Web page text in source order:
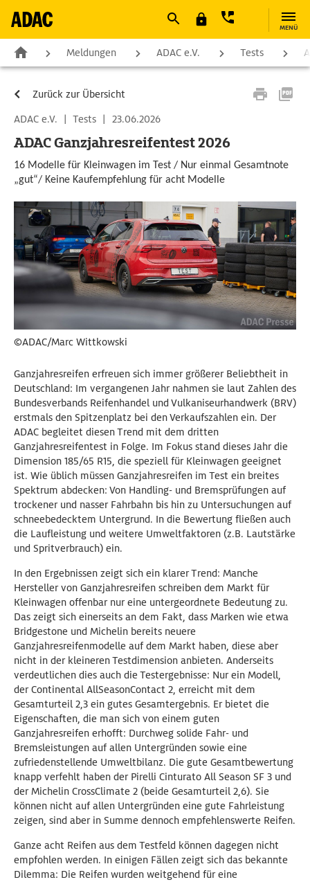
MENÜ
Meldungen ADAC e.V. Tests
Zurück zur Übersicht
ADAC e.V.
| Tests | 23.06.2026
ADAC Ganzjahresreifentest 2026
16 Modelle für Kleinwagen im Test / Nur einmal Gesamtnote
„gut“/ Keine Kaufempfehlung für acht Modelle
©ADAC/Marc Wittkowski
Ganzjahresreifen erfreuen sich immer größerer Beliebtheit in
Deutschland: Im vergangenen Jahr nahmen sie laut Zahlen des
Bundesverbands Reifenhandel und Vulkaniseurhandwerk (BRV)
erstmals den Spitzenplatz bei den Verkaufszahlen ein. Der
ADAC begleitet diesen Trend mit dem dritten
Ganzjahresreifentest in Folge. Im Fokus stand dieses Jahr die
Dimension 185/65 R15, die speziell für Kleinwagen geeignet
ist. Wie üblich müssen Ganzjahresreifen im Test ein breites
Spektrum abdecken: Von Handling- und Bremsprüfungen auf
trockener und nasser Fahrbahn bis hin zu Untersuchungen auf
schneebedecktem Untergrund. In die Bewertung fließen auch
die Laufleistung und weitere Umweltfaktoren (z.B. Lautstärke
und Spritverbrauch) ein.
In den Ergebnissen zeigt sich ein klarer Trend: Manche
Hersteller von Ganzjahresreifen schreiben dem Markt für
Kleinwagen offenbar nur eine untergeordnete Bedeutung zu.
Das zeigt sich einerseits an dem Fakt, dass Marken wie etwa
Bridgestone und Michelin bereits neuere
Ganzjahresreifenmodelle auf dem Markt haben, diese aber
nicht in der kleineren Testdimension anbieten. Anderseits
verdeutlichen dies auch die Testergebnisse: Nur ein Modell,
der Continental AllSeasonContact 2, erreicht mit dem
Gesamturteil 2,3 ein gutes Gesamtergebnis. Er bietet die
Eigenschaften, die man sich von einem guten
Ganzjahresreifen erhofft: Durchweg solide Fahr- und
Bremsleistungen auf allen Untergründen sowie eine
zufriedenstellende Umweltbilanz. Die gute Gesamtbewertung
knapp verfehlt haben der Pirelli Cinturato All Season SF 3 und
der Michelin CrossClimate 2 (beide Gesamturteil 2,6). Sie
können nicht auf allen Untergründen eine gute Fahrleistung
zeigen, sind aber in Summe dennoch empfehlenswerte Reifen.
Ganze acht Reifen aus dem Testfeld können dagegen nicht
empfohlen werden. In einigen Fällen zeigt sich das bekannte
Dilemma: Die Reifen wurden weitgehend für eine